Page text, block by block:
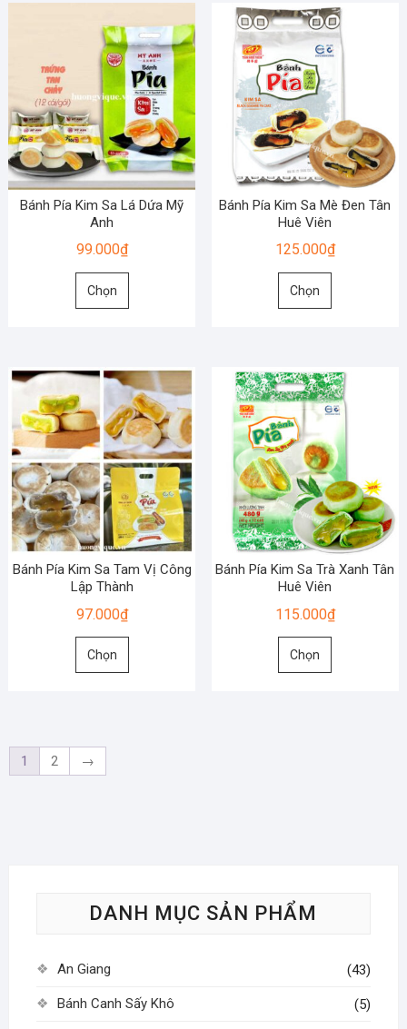
biến
thể.
Các
tùy
chọn
có
thể
được
chọn
trên
sản
biến
thể.
tùy
chọn
có
thể
được
chọn
trang
sản
Bánh Pía Kim Sa Lá Dứa Mỹ
Anh
99.000₫
Chọn
Sản
biến
thể.
Các
tùy
chọn
có
thể
được
chọn
trên
sản
Bánh Pía Kim Sa Mè Đen Tân
Huê Viên
125.000₫
Chọn
Sản
biến
thể.
Các
tùy
chọn
có
thể
được
chọn
sản
Bánh Pía Kim Sa Tam Vị Công
Lập Thành
97.000₫
Chọn
Sản
được
phẩm
Bánh Pía Kim Sa Trà Xanh Tân
Huê Viên
115.000₫
Chọn
trang
phẩm
1 2 →
DANH MỤC SẢN PHẨM
An Giang (43)
Bánh Canh Sấy Khô (5)